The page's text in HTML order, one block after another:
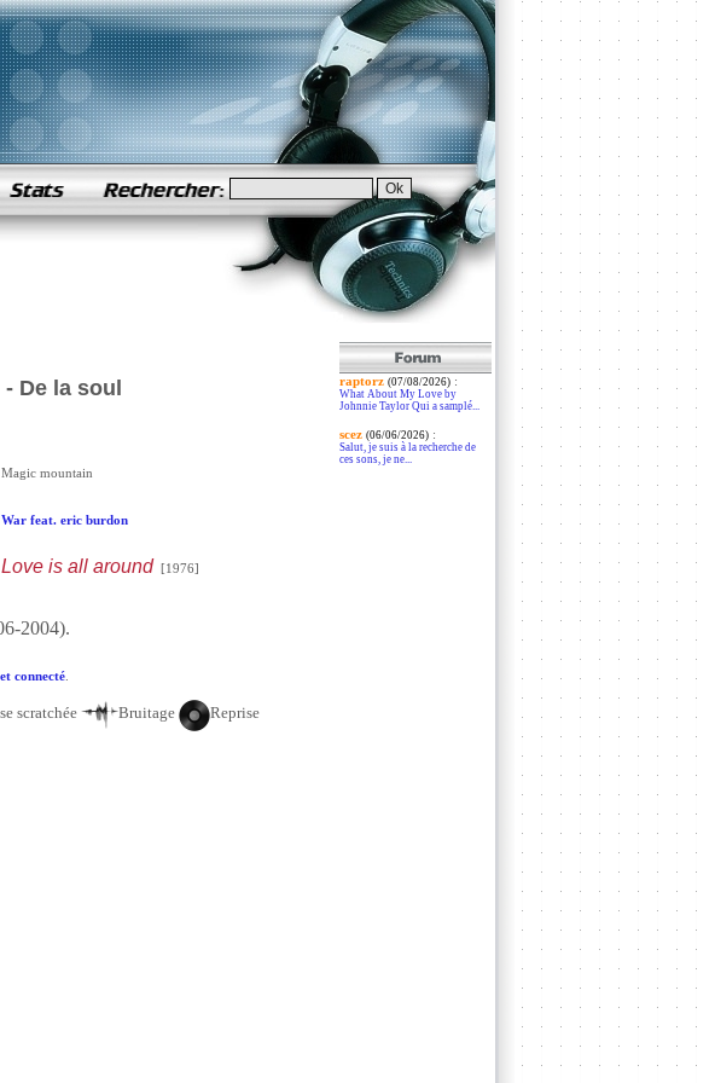
De la soul
Magic mountain
War feat. eric burdon
Love is all around[1976]
2004).
connecté.
scratchée Bruitage Reprise
raptorz (07/08/2026):
What About My Love by
Johnnie Taylor Qui a samplé...
scez (06/06/2026):
Salut, je suis à la recherche de
ces sons, je ne...